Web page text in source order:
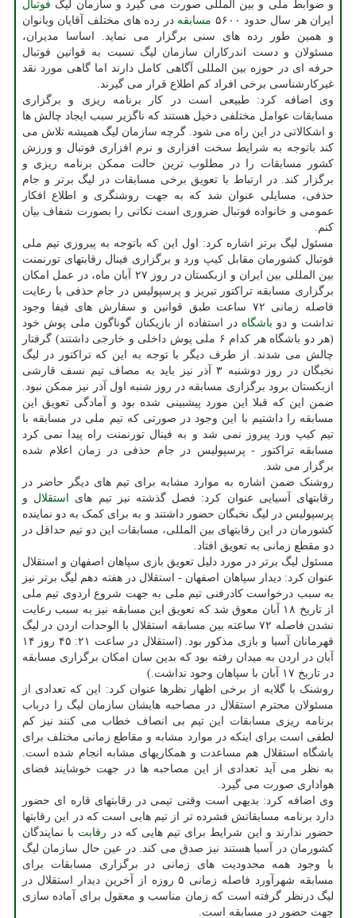
و ضوابط ملی و بین المللی صورت می گیرد و سازمان لیگ فوتبال
ایران هر سال حدود ۵۶۰۰
مسابقه در رده های مختلف آقایان وبانوان
و همین طور رده های سنی برگزار می نماید. اساسا مدیران،
مسئولان و دست اندرکاران سازمان لیگ نسبت به قوانین فوتبال
حرفه ای در حوزه بین المللی آگاهی کامل دارند اما گاهی مورد نقد
غیرکارشناسی برخی افراد کم اطلاع قرار می گیرند.
وی اضافه کرد: طبیعی است در کار برنامه ریزی و برگزاری
مسابقات عوامل مختلفی دخیل هستند که ناگزیر سبب ایجاد چالش ها
و اشکالاتی در این راه می شود. گرچه سازمان لیگ همیشه تلاش می
کند باتوجه به شرایط سخت افزاری و نرم افزاری فوتبال و ورزش
کشور مسابقات را در مطلوب ترین حالت ممکن برنامه ریزی و
برگزار کند. در ارتباط با تعویق برخی مسابقات در لیگ برتر و جام
حذفی، مسایلی عنوان شد که به جهت روشنگری و اطلاع افکار
عمومی و خانواده فوتبال ضروری است نکاتی را بصورت شفاف بیان
کنم.
مسئول لیگ برتر اشاره کرد: اول این که باتوجه به پیروزی تیم ملی
فوتبال کشورمان مقابل کیپ ورد و برگزاری فینال رقابتهای تورنمنت
بین المللی بین ایران و ازبکستان در روز ۲۷ آبان ماه، در عمل امکان
برگزاری مسابقه تراکتور تبریز و پرسپولیس در جام حذفی با رعایت
فاصله زمانی ۷۲ ساعت طبق قوانین و سفارش های فیفا وجود
نداشت و دو باشگاه در استفاده از بازیکنان گوناگون ملی پوش خود
(هر دو باشگاه هر کدام ۶ ملی پوش داخلی و خارجی داشتند) گرفتار
چالش می شدند. از طرف دیگر با توجه به این که تراکتور در لیگ
نخبگان در روز دوشنبه ۳ آذر نیز باید به مصاف تیم نسف قارشی
ازبکستان برود برگزاری مسابقه در روز شنبه اول آذر نیز ممکن نبود.
ضمن این که قبلا این مورد پیشبینی شده بود و آمادگی تعویق این
مسابقه را داشتیم با این وجود در صورتی که تیم ملی در مسابقه با
تیم کیپ ورد پیروز نمی شد و به فینال تورنمنت راه پیدا نمی کرد
مسابقه تراکتور - پرسپولیس در جام حذفی در زمان اعلام شده
برگزار می شد.
روشنک ضمن اشاره به موارد مشابه برای تیم های دیگر حاضر در
رقابتهای آسیایی عنوان کرد: فصل گذشته نیز تیم های
استقلال و
پرسپولیس در لیگ نخبگان حضور داشتند و به برای کمک به دو نماینده
کشورمان در این رقابتهای بین المللی، مسابقات این دو تیم حداقل در
دو مقطع زمانی به تعویق افتاد.
مسئول لیگ برتر در مورد دلیل تعویق بازی سپاهان اصفهان و استقلال
عنوان کرد: دیدار سپاهان اصفهان - استقلال در هفته دهم لیگ برتر نیز
به سبب درخواست کادرفنی تیم ملی به جهت شروع اردوی تیم ملی
از تاریخ ۱۸ آبان معوق شد که تعویق این مسابقه نیز به سبب رعایت
نشدن فاصله ۷۲ ساعته بین مسابقه استقلال با الوحدات اردن در لیگ
قهرمانان آسیا و بازی مذکور بود. (استقلال در ساعت ۲۱: ۴۵ روز ۱۴
آبان در اردن به میدان رفته بود که بدین سان امکان برگزاری مسابقه
در تاریخ ۱۷ آبان با سپاهان وجود نداشت.)
روشنک با گلایه از برخی اظهار نظرها عنوان کرد: این که تعدادی از
مسئولان محترم استقلال در مصاحبه هایشان سازمان لیگ را درباب
برنامه ریزی مسابقات این تیم بی انصاف خطاب می کنند نیز کم
لطفی است برای اینکه در موارد مشابه و مقاطع زمانی مختلف برای
باشگاه استقلال هم مساعدت و همکاریهای مشابه انجام شده است.
به نظر می آید تعدادی از این مصاحبه ها در جهت خوشایند فضای
هواداری صورت می گیرد.
وی اضافه کرد: بدیهی است وقتی تیمی در رقابتهای قاره ای حضور
دارد برنامه مسابقاتش فشرده تر از تیم هایی است که در این رقابتها
حضور ندارند و این شرایط برای تیم هایی که در رقابت با نمایندگان
کشورمان در آسیا هستند نیز صدق می کند. در عین حال سازمان لیگ
با وجود همه محدودیت های زمانی در برگزاری مسابقات برای
مسابقه شهرآورد فاصله زمانی ۵ روزه از آخرین دیدار استقلال در
لیگ درنظر گرفته است که زمان مناسب و معقول برای آماده سازی
جهت حضور در مسابقه است.